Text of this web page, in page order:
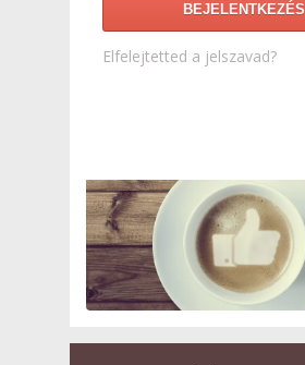
BEJELENTKEZÉS
Elfelejtetted a jelszavad?